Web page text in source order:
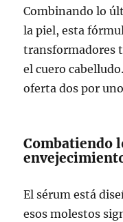
Combinando lo
la piel, esta
transformadores
el cuero
oferta dos por
Combatiendo
El sérum está
esos molestos